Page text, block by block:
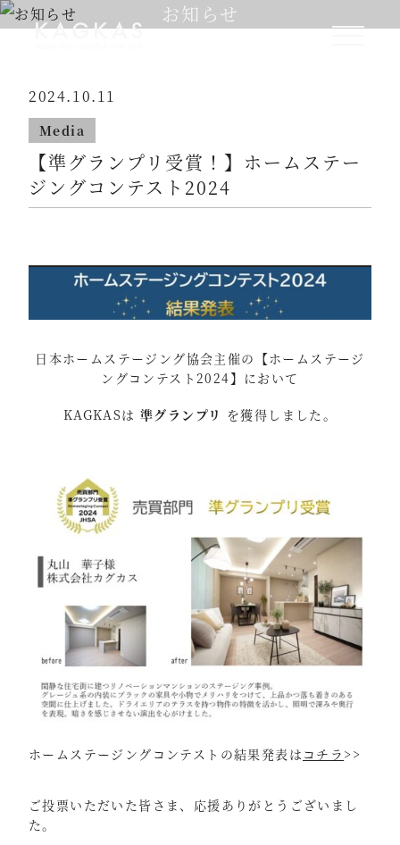
お知らせ
2024.10.11
Media
【準グランプリ受賞！】ホームステー
ジングコンテスト2024
日本ホームステージング協会主催の【ホームステージ
ングコンテスト2024】において
KAGKASは準グランプリ を獲得しました。
ホームステージングコンテストの結果発表は コチラ >>
ご投票いただいた皆さま、応援ありがとうございまし
た。